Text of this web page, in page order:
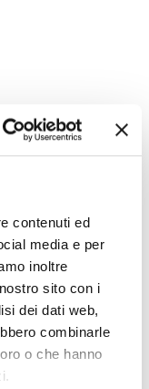
contenuti ed
media e per
inoltre
sito con i
dei dati web,
combinarle
o che hanno
IL
rende noto di
anni di età, il
calciatore
offensivo
originario di
in prima squadra